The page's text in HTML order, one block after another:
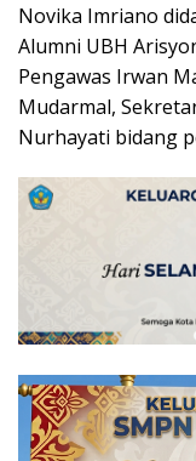
Novika Imriano
Alumni UBH
Pengawas Irwan
Mudarmal,
Nurhayati bidang